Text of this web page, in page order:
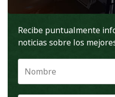
Recibe puntualmente
noticias sobre los